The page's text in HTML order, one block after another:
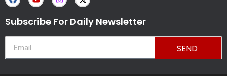
Subscribe For Daily Newsletter
SEND